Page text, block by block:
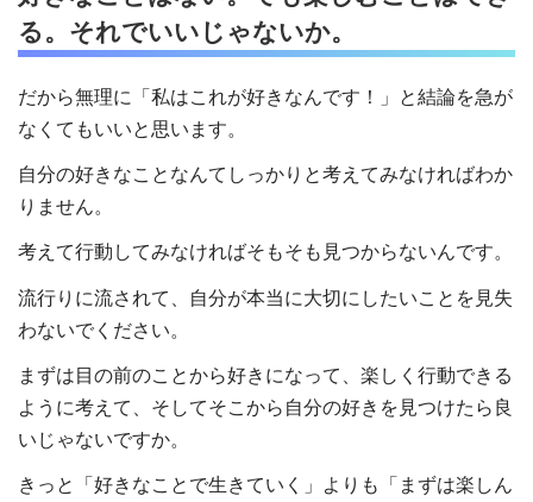
る。それでいいじゃないか。
だから無理に「私はこれが好きなんです！」と結論を急が
なくてもいいと思います。
自分の好きなことなんてしっかりと考えてみなければわか
りません。
考えて行動してみなければそもそも見つからないんです。
流行りに流されて、自分が本当に大切にしたいことを見失
わないでください。
まずは目の前のことから好きになって、楽しく行動できる
ように考えて、そしてそこから自分の好きを見つけたら良
いじゃないですか。
きっと「好きなことで生きていく」よりも「まずは楽しん